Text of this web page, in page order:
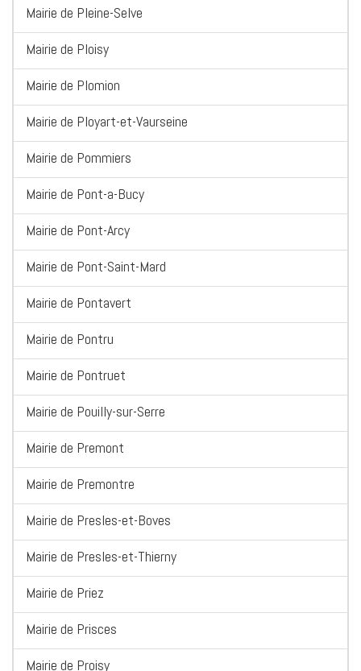
Mairie de Pleine-Selve
Mairie de Ploisy
Mairie de Plomion
Mairie de Ployart-et-Vaurseine
Mairie de Pommiers
Mairie de Pont-a-Bucy
Mairie de Pont-Arcy
Mairie de Pont-Saint-Mard
Mairie de Pontavert
Mairie de Pontru
Mairie de Pontruet
Mairie de Pouilly-sur-Serre
Mairie de Premont
Mairie de Premontre
Mairie de Presles-et-Boves
Mairie de Presles-et-Thierny
Mairie de Priez
Mairie de Prisces
Mairie de Proisy